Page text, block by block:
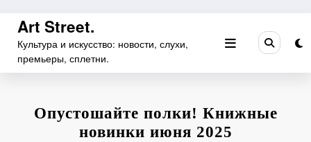
Перейти
содержимому
Art Street.
Культура и искусство: новости, слухи,
премьеры, сплетни.
Опустошайте полки! Книжные
новинки июня 2025